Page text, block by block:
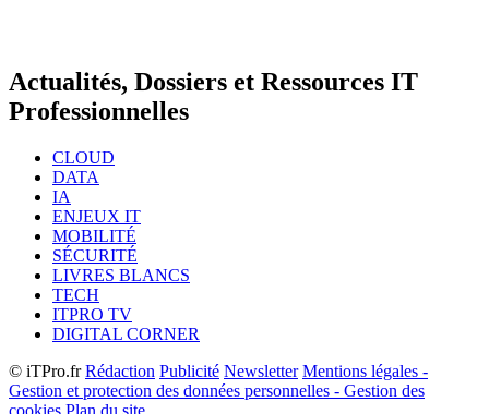
Actualités, Dossiers et Ressources IT
Professionnelles
CLOUD
DATA
IA
ENJEUX IT
MOBILITÉ
SÉCURITÉ
LIVRES BLANCS
TECH
ITPRO TV
DIGITAL CORNER
© iTPro.frRédaction Publicité Newsletter Mentions légales -
Gestion et protection des données personnelles - Gestion des